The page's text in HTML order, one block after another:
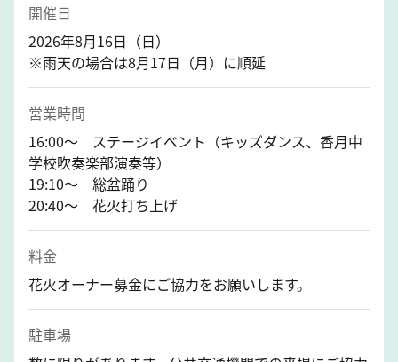
開催日
2026年8月16日（日）
※雨天の場合は8月17日（月）に順延
営業時間
16:00～ ステージイベント（キッズダンス、香月中
学校吹奏楽部演奏等）
19:10～ 総盆踊り
20:40～ 花火打ち上げ
料金
花火オーナー募金にご協力をお願いします。
駐車場